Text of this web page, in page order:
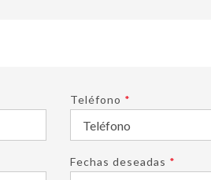
Teléfono *
Fechas deseadas *